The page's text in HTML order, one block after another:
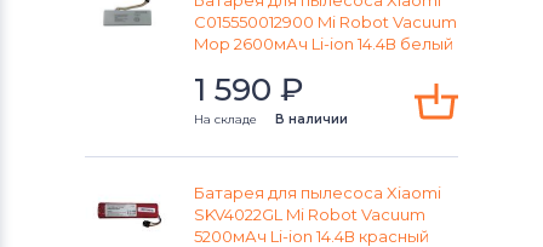
Neato
Аккумуляторы для пылесосов
Аккумуляторы для пылесосовAriete
Аккумуляторы для пылесосовZebot
C015550012900 Mi Robot Vacuum
Mop 2600мАч Li-ion 14.4В белый
1 590 ₽
На складе В наличии
Батарея для пылесоса Xiaomi
SKV4022GL Mi Robot Vacuum
5200мАч Li-ion 14.4В красный